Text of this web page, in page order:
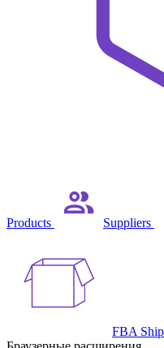
Products Suppliers
FBA